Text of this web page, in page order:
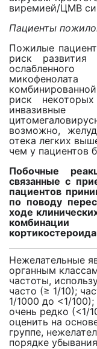
виремией/ЦМВ
Пациенты
Пожилые
риск развития
риск
возможно,
отека легких
чем у пациентов
Побочные
связанные с
пациентов
по поводу
ходе
Нежелательные
органным
частоты,
часто (≥ 1/10);
1/1000 до <1/
очень редко (<1/
оценить на
группе,
порядке